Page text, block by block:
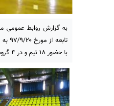
به گزارش روابط عمومی
با حضور ۱۸ تیم و در ۴ گروه برگزار می شود که تیم مجتمع سنگ آهن سنگان در گروه